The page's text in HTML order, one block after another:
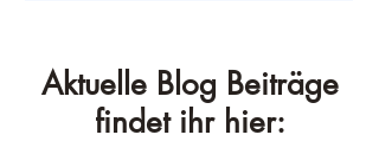
Aktuelle Blog Beiträge
findet ihr hier: